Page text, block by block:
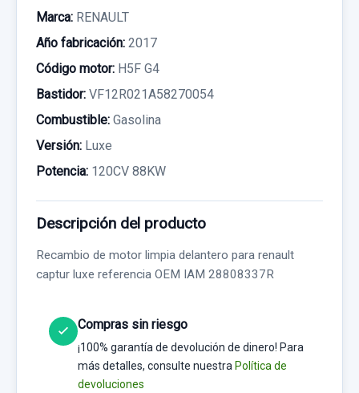
Marca: RENAULT
Año fabricación: 2017
Código motor: H5F G4
Bastidor: VF12R021A58270054
Combustible: Gasolina
Versión: Luxe
Potencia: 120CV 88KW
Descripción del producto
Recambio de motor limpia delantero para renault
captur luxe referencia OEM IAM 28808337R
Compras sin riesgo
¡100% garantía de devolución de dinero! Para
más detalles, consulte nuestra Política de
devoluciones